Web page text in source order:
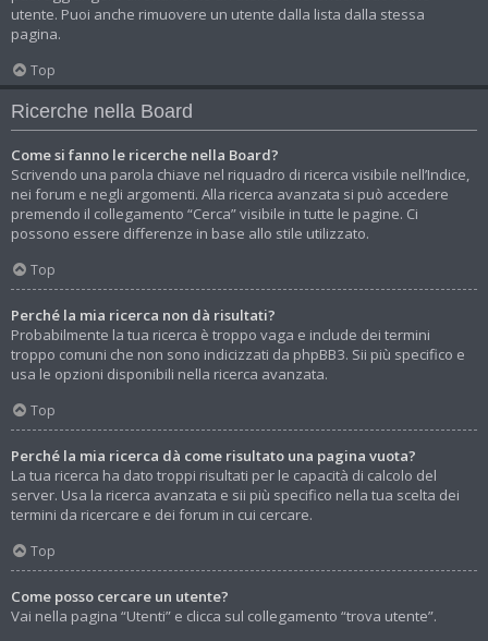
utente. Puoi anche rimuovere un utente dalla lista dalla stessa
pagina.
Top
Ricerche nella Board
Come si fanno le ricerche nella Board?
Scrivendo una parola chiave nel riquadro di ricerca visibile nell’Indice,
nei forum e negli argomenti. Alla ricerca avanzata si può accedere
premendo il collegamento “Cerca” visibile in tutte le pagine. Ci
possono essere differenze in base allo stile utilizzato.
Top
Perché la mia ricerca non dà risultati?
Probabilmente la tua ricerca è troppo vaga e include dei termini
troppo comuni che non sono indicizzati da phpBB3. Sii più specifico e
usa le opzioni disponibili nella ricerca avanzata.
Top
Perché la mia ricerca dà come risultato una pagina vuota?
La tua ricerca ha dato troppi risultati per le capacità di calcolo del
server. Usa la ricerca avanzata e sii più specifico nella tua scelta dei
termini da ricercare e dei forum in cui cercare.
Top
Come posso cercare un utente?
Vai nella pagina “Utenti” e clicca sul collegamento “trova utente”.